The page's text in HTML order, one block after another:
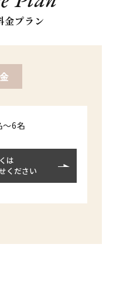
金プラン
～6名
は
ください